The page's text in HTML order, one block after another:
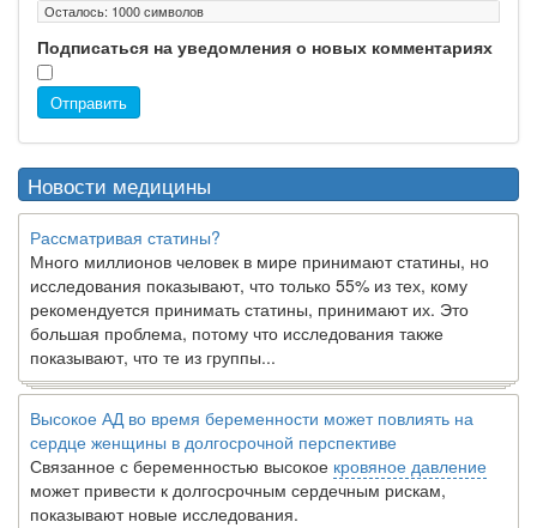
Осталось: 1000символов
Подписаться на уведомления о новых комментариях
Отправить
Новости медицины
Рассматривая статины?
Много миллионов человек в мире принимают статины, но
исследования показывают, что только 55% из тех, кому
рекомендуется принимать статины, принимают их. Это
большая проблема, потому что исследования также
показывают, что те из группы...
Высокое АД во время беременности может повлиять на
сердце женщины в долгосрочной перспективе
Связанное с беременностью высокое кровяное давление
может привести к долгосрочным сердечным рискам,
показывают новые исследования.